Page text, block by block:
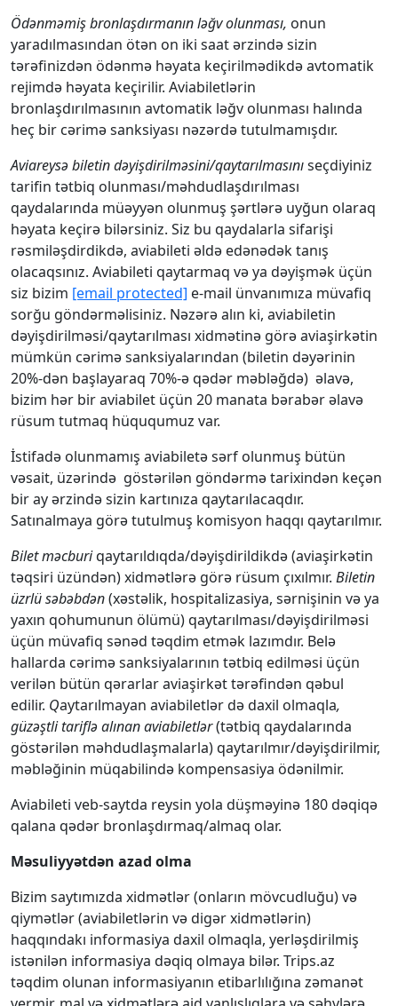
Ödənməmiş bronlaşdırmanın ləğv olunması, onun
yaradılmasından ötən on iki saat ərzində sizin
tərəfinizdən ödənmə həyata keçirilmədikdə avtomatik
rejimdə həyata keçirilir. Aviabiletlərin
bronlaşdırılmasının avtomatik ləğv olunması halında
heç bir cərimə sanksiyası nəzərdə tutulmamışdır.
Aviareysə biletin dəyişdirilməsini/qaytarılmasınıseçdiyiniz
tarifin tətbiq olunması/məhdudlaşdırılması
qaydalarında müəyyən olunmuş şərtlərə uyğun olaraq
həyata keçirə bilərsiniz. Siz bu qaydalarla sifarişi
rəsmiləşdirdikdə, aviabileti əldə edənədək tanış
olacaqsınız. Aviabileti qaytarmaq və ya dəyişmək üçün
siz bizim [email protected] e-mail ünvanımıza müvafiq
sorğu göndərməlisiniz. Nəzərə alın ki, aviabiletin
dəyişdirilməsi/qaytarılması xidmətinə görə aviaşirkətin
mümkün cərimə sanksiyalarından (biletin dəyərinin
20%-dən başlayaraq 70%-ə qədər məbləğdə) əlavə,
bizim hər bir aviabilet üçün 20 manata bərabər əlavə
rüsum tutmaq hüququmuz var.
İstifadə olunmamış aviabiletə sərf olunmuş bütün
vəsait, üzərində göstərilən göndərmə tarixindən keçən
bir ay ərzində sizin kartınıza qaytarılacaqdır.
Satınalmaya görə tutulmuş komisyon haqqı qaytarılmır.
Bilet məcburiqaytarıldıqda/dəyişdirildikdə (aviaşirkətin
təqsiri üzündən) xidmətlərə görə rüsum çıxılmır. Biletin
üzrlü səbəbdən(xəstəlik, hospitalizasiya, sərnişinin və ya
yaxın qohumunun ölümü) qaytarılması/dəyişdirilməsi
üçün müvafiq sənəd təqdim etmək lazımdır. Belə
hallarda cərimə sanksiyalarının tətbiq edilməsi üçün
verilən bütün qərarlar aviaşirkət tərəfindən qəbul
edilir. Qaytarılmayan aviabiletlərdə daxil olmaqla,
güzəştli tariflə alınan aviabiletlər(tətbiq qaydalarında
göstərilən məhdudlaşmalarla) qaytarılmır/dəyişdirilmir,
məbləğinin müqabilində kompensasiya ödənilmir.
Aviabileti veb-saytda reysin yola düşməyinə 180 dəqiqə
qalana qədər bronlaşdırmaq/almaq olar.
Məsuliyyətdən azad olma
Bizim saytımızda xidmətlər (onların mövcudluğu) və
qiymətlər (aviabiletlərin və digər xidmətlərin)
haqqındakı informasiya daxil olmaqla, yerləşdirilmiş
istənilən informasiya dəqiq olmaya bilər. Trips.az
təqdim olunan informasiyanın etibarlılığına zəmanət